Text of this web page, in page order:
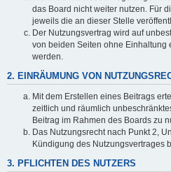
das Board nicht weiter nutzen. Für
jeweils die an dieser Stelle
Der Nutzungsvertrag wird auf
von beiden Seiten ohne Einhaltung
werden.
2. EINRÄUMUNG VON
Mit dem Erstellen eines Beitrags
zeitlich und räumlich
Beitrag im Rahmen des Boards zu
Das Nutzungsrecht nach Punkt 2,
Kündigung des Nutzungsvertrages
3. PFLICHTEN DES NUTZERS